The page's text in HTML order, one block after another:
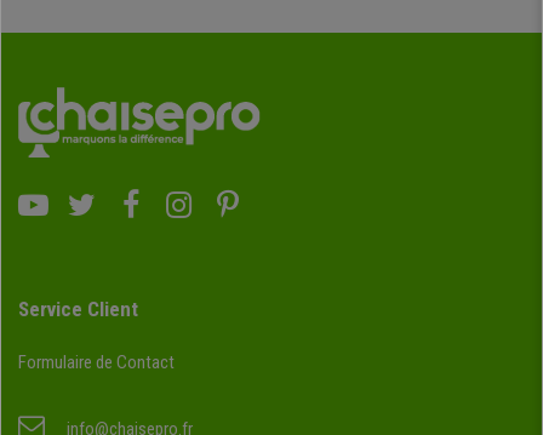
Service Client
Formulaire de Contact
info@chaisepro.fr